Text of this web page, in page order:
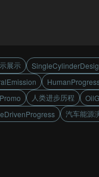
展示
人类进步历程
汽车能源